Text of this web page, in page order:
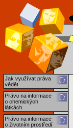
Jak využívat práva
vědět
Právo na informace
o chemických
látkách
Právo na informace
o životním prostředí